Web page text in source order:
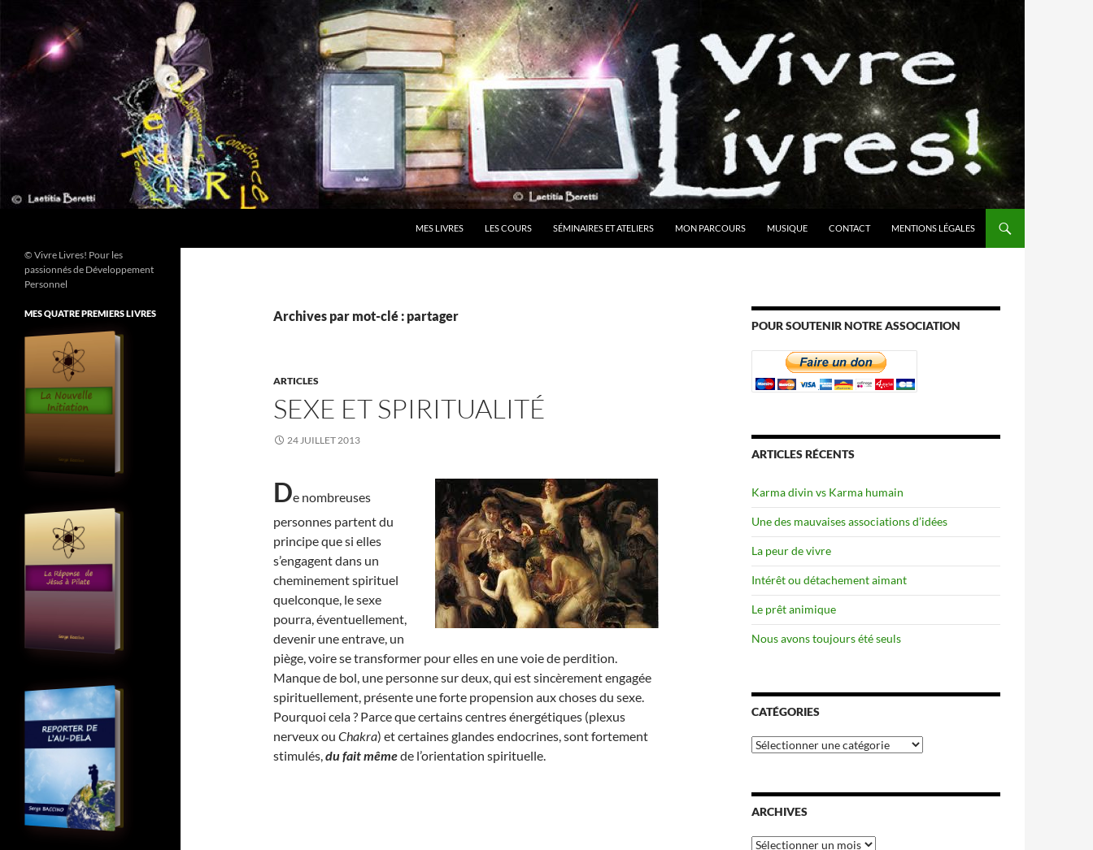
contenu
MES LIVRES LES COURS SÉMINAIRES ET ATELIERS MON PARCOURS MUSIQUE CONTACT MENTIONS LÉGALES
Archives par mot-clé : partager
ARTICLES
SEXE ET SPIRITUALITÉ
24 JUILLET 2013
De nombreuses
personnes partent du
principe que si elles
s’engagent dans un
cheminement spirituel
quelconque, le sexe
pourra, éventuellement,
devenir une entrave, un
piège, voire se transformer pour elles en une voie de perdition.
Manque de bol, une personne sur deux, qui est sincèrement engagée
spirituellement, présente une forte propension aux choses du sexe.
Pourquoi cela ? Parce que certains centres énergétiques (plexus
nerveux ou Chakra) et certaines glandes endocrines, sont fortement
stimulés,du fait mêmede l’orientation spirituelle.
POUR SOUTENIR NOTRE ASSOCIATION
ARTICLES RÉCENTS
Karma divin vs Karma humain
Une des mauvaises associations d’idées
La peur de vivre
Intérêt ou détachement aimant
Le prêt animique
Nous avons toujours été seuls
CATÉGORIES
Catégories
ARCHIVES
Archives
© Vivre Livres! Pour les
passionnés de Développement
Personnel
MES QUATRE PREMIERS LIVRES